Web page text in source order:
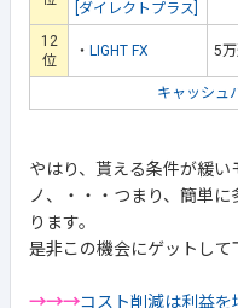
[ダイレクトプラス]
12
位
・ LIGHT FX 5
キャッシュ
やはり、貰える条件が緩
ノ、・・・つまり、簡単
ります。
是非この機会にゲットし
→→→コスト削減は利益